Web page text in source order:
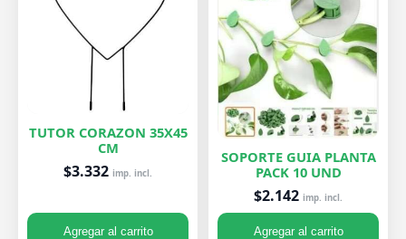
TUTOR CORAZON 35X45
CM
$3.332 imp. incl.
Agregar al carrito
SOPORTE GUIA PLANTA
PACK 10 UND
$2.142 imp. incl.
Agregar al carrito